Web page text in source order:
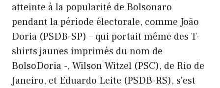
atteinte à la popularité de Bolsonaro
pendant la période électorale, comme João
Doria (PSDB-SP) – qui portait même des T-
shirts jaunes imprimés du nom de
BolsoDoria -, Wilson Witzel (PSC), de Rio de
Janeiro, et Eduardo Leite (PSDB-RS), s'est